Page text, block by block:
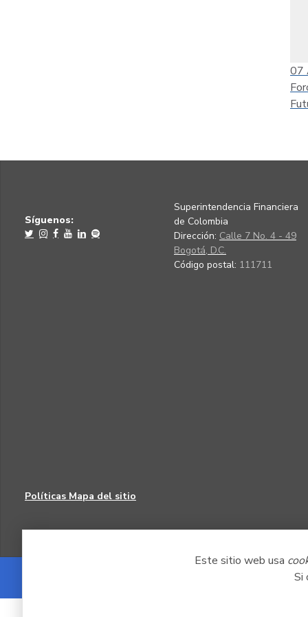
Este sitio web usa
Si
07
Síguenos:
Superintendencia Financiera
de Colombia
Dirección: Calle 7 No. 4 - 49
Bogotá, D.C.
Código postal: 111711
Políticas Mapa del sitio